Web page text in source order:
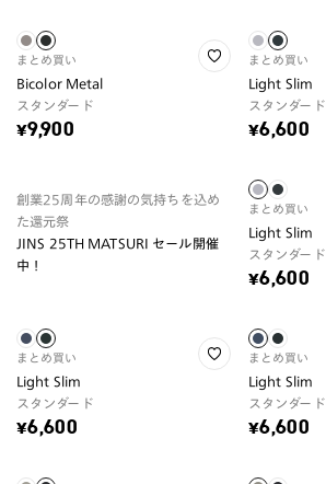
まとめ買い
Bicolor Metal
スタンダード
¥9,900
まとめ買い
Light Slim
スタンダード
¥6,600
創業25周年の感謝の気持ちを込め
た還元祭
JINS 25TH MATSURI セール開催
中！
まとめ買い
Light Slim
スタンダード
¥6,600
まとめ買い
Light Slim
スタンダード
¥6,600
まとめ買い
Light Slim
スタンダード
¥6,600